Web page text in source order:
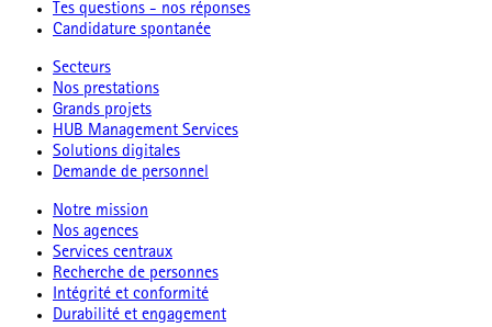
Tes questions - nos réponses
Candidature spontanée
Secteurs
Nos prestations
Grands projets
HUB Management Services
Solutions digitales
Demande de personnel
Notre mission
Nos agences
Services centraux
Recherche de personnes
Intégrité et conformité
Durabilité et engagement